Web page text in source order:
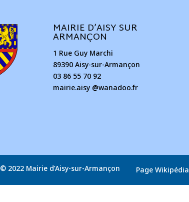
MAIRIE D’AISY SUR
ARMANÇON
1 Rue Guy Marchi
89390 Aisy-sur-Armançon
03 86 55 70 92
mairie.aisy @wanadoo.fr
© 2022 Mairie d’Aisy-sur-Armançon Page Wikipédia